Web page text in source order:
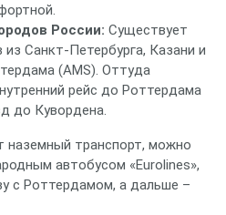
России: Существует
Санкт‑Петербурга, Казани и
(AMS). Оттуда
рейс до Роттердама
до Кувордена.
наземный транспорт, можно
автобусом «Eurolines»,
с Роттердамом, а дальше –